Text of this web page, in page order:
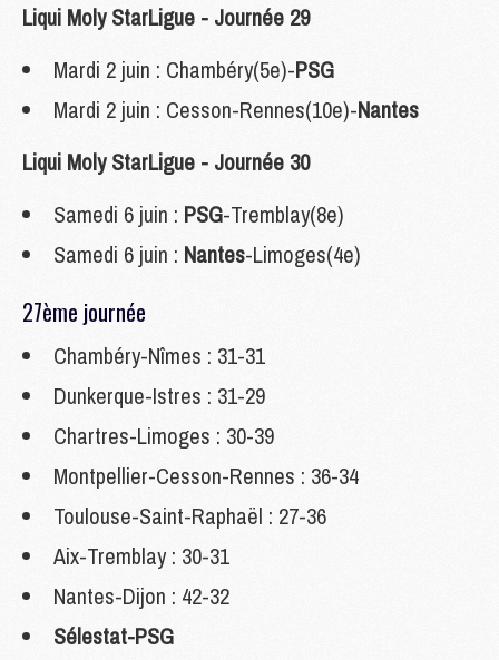
Liqui Moly StarLigue - Journée 29
Mardi 2 juin : Chambéry(5e)-PSG
Mardi 2 juin : Cesson-Rennes(10e)-Nantes
Liqui Moly StarLigue - Journée 30
Samedi 6 juin : PSG-Tremblay(8e)
Samedi 6 juin : Nantes-Limoges(4e)
27ème journée
Chambéry-Nîmes : 31-31
Dunkerque-Istres : 31-29
Chartres-Limoges : 30-39
Montpellier-Cesson-Rennes : 36-34
Toulouse-Saint-Raphaël : 27-36
Aix-Tremblay : 30-31
Nantes-Dijon : 42-32
Sélestat-PSG